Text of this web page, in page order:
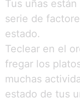
Tus uñas
serie de
estado.
Teclear en el
fregar los
muchas
estado de tus